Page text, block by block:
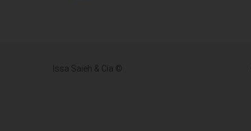
Issa Saieh & Cia ©